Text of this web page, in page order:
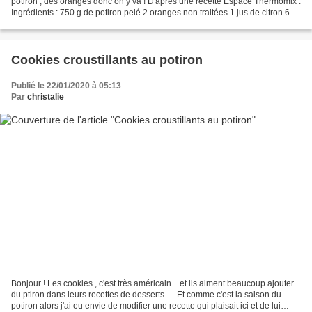
Ingrédients : 750 g de potiron pelé 2 oranges non traitées 1 jus de citron 625
Cookies croustillants au potiron
Publié le 22/01/2020 à 05:13
Par christalie
Bonjour ! Les cookies , c'est très américain ...et ils aiment beaucoup ajouter
du ptiron dans leurs recettes de desserts .... Et comme c'est la saison du
potiron alors j'ai eu envie de modifier une recette qui plaisait ici et de lui